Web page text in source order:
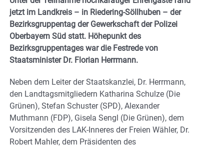
jetzt im Landkreis – in Riedering-Söllhuben – der
Bezirksgruppentag der Gewerkschaft der Polizei
Oberbayern Süd statt. Höhepunkt des
Bezirksgruppentages war die Festrede von
Staatsminister Dr. Florian Herrmann.
Neben dem Leiter der Staatskanzlei, Dr. Herrmann,
den Landtagsmitgliedern Katharina Schulze (Die
Grünen), Stefan Schuster (SPD), Alexander
Muthmann (FDP), Gisela Sengl (Die Grünen), dem
Vorsitzenden des LAK-Inneres der Freien Wähler, Dr.
Robert Mahler, dem Präsidenten des